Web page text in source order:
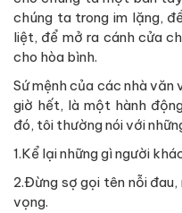
chúng ta trong im lặng,
liệt, để mở ra cánh cửa
cho hòa bình.
Sứ mệnh của các nhà
giờ hết, là một hành
đó, tôi thường nói với
1.Kể lại những gì người
2.Đừng sợ gọi tên nỗi
vọng.